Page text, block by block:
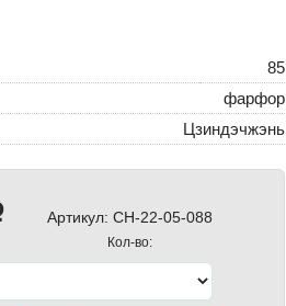
85
фарфор
Цзиндэчжэнь
Артикул: CH-22-05-088
Кол-во: